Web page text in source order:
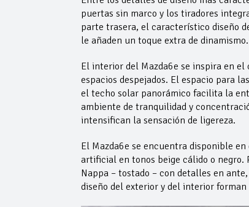
puertas sin marco y los tiradores
parte trasera, el característico diseño
le añaden un toque extra de dinamismo.
El interior del Mazda6e se inspira en el
espacios despejados. El espacio para
el techo solar panorámico facilita la
ambiente de tranquilidad y
intensifican la sensación de ligereza.
El Mazda6e se encuentra disponible
artificial en tonos beige cálido o negro.
Nappa – tostado – con detalles en
diseño del exterior y del interior